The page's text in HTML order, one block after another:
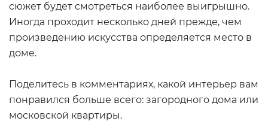
сюжет будет смотреться наиболее выигрышно.
Иногда проходит несколько дней прежде, чем
произведению искусства определяется место в
доме.
Поделитесь в комментариях, какой интерьер вам
понравился больше всего: загородного дома или
московской квартиры.